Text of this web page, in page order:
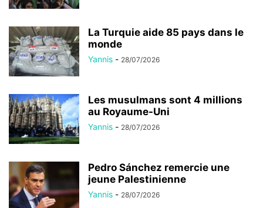
La Turquie aide 85 pays dans le
monde
Yannis - 28/07/2026
Les musulmans sont 4 millions
au Royaume-Uni
Yannis - 28/07/2026
Pedro Sánchez remercie une
jeune Palestinienne
Yannis - 28/07/2026